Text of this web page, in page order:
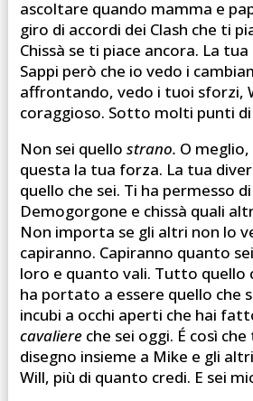
ascoltare quando mamma e
giro di accordi dei Clash che ti
Chissà se ti piace ancora. La tua
Sappi però che io vedo i
affrontando, vedo i tuoi sforzi,
coraggioso. Sotto molti punti
Non sei quello strano. O meglio,
questa la tua forza. La tua
quello che sei. Ti ha permesso
Demogorgone e chissà quali
Non importa se gli altri non lo
capiranno. Capiranno quanto
loro e quanto vali. Tutto quello
ha portato a essere quello che
incubi a occhi aperti che hai
cavaliere che sei oggi. É così
disegno insieme a Mike e gli
Will, più di quanto credi. E sei